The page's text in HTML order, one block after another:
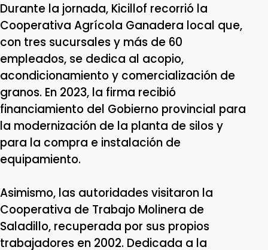
Durante la jornada, Kicillof recorrió la
Cooperativa Agrícola Ganadera local que,
con tres sucursales y más de 60
empleados, se dedica al acopio,
acondicionamiento y comercialización de
granos. En 2023, la firma recibió
financiamiento del Gobierno provincial para
la modernización de la planta de silos y
para la compra e instalación de
equipamiento.
Asimismo, las autoridades visitaron la
Cooperativa de Trabajo Molinera de
Saladillo, recuperada por sus propios
trabajadores en 2002. Dedicada a la